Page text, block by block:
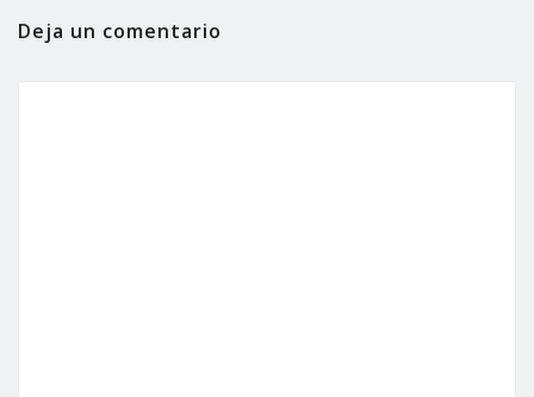
Deja un comentario